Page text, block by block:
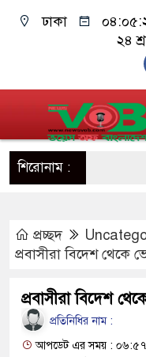
ঢাকা
২৪
শিরোনাম :
প্রচ্ছদ
প্রবাসীরা বিদেশ থেকে
প্রবাসীরা বিদেশ
প্রতিনিধির নাম :
আপডেট এর সময় : ০৬:৫৭